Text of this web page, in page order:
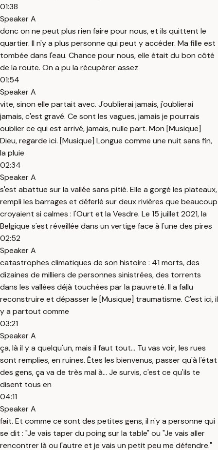
01:38
Speaker A
donc on ne peut plus rien faire pour nous, et ils quittent le
quartier. Il n'y a plus personne qui peut y accéder. Ma fille est
tombée dans l'eau. Chance pour nous, elle était du bon côté
de la route. On a pu la récupérer assez
01:54
Speaker A
vite, sinon elle partait avec. J'oublierai jamais, j'oublierai
jamais, c'est gravé. Ce sont les vagues, jamais je pourrais
oublier ce qui est arrivé, jamais, nulle part. Mon [Musique]
Dieu, regarde ici. [Musique] Longue comme une nuit sans fin,
la pluie
02:34
Speaker A
s'est abattue sur la vallée sans pitié. Elle a gorgé les plateaux,
rempli les barrages et déferlé sur deux rivières que beaucoup
croyaient si calmes : l'Ourt et la Vesdre. Le 15 juillet 2021, la
Belgique s'est réveillée dans un vertige face à l'une des pires
02:52
Speaker A
catastrophes climatiques de son histoire : 41 morts, des
dizaines de milliers de personnes sinistrées, des torrents
dans les vallées déjà touchées par la pauvreté. Il a fallu
reconstruire et dépasser le [Musique] traumatisme. C'est ici, il
y a partout comme
03:21
Speaker A
ça, là il y a quelqu'un, mais il faut tout... Tu vas voir, les rues
sont remplies, en ruines. Êtes les bienvenus, passer qu'à l'état
des gens, ça va de très mal à... Je survis, c'est ce qu'ils te
disent tous en
04:11
Speaker A
fait. Et comme ce sont des petites gens, il n'y a personne qui
se dit : "Je vais taper du poing sur la table" ou "Je vais aller
rencontrer là ou l'autre et je vais un petit peu me défendre."